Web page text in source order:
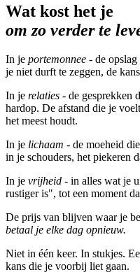
Wat kost het je
om zo verder te
In je portemonnee - de
je niet durft te zeggen, de
In je relaties - de gesprekken
hardop. De afstand die je
het meest houdt.
In je lichaam - de moeheid
in je schouders, het piekeren
In je vrijheid - in alles wat je
rustiger is", tot een moment
De prijs van blijven waar je
betaal je elke dag opnieuw.
Niet in één keer. In stukjes.
kans die je voorbij liet gaan.